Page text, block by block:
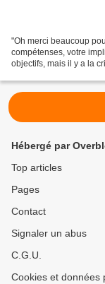
"Oh merci beaucoup
compétenses, votre
objectifs, mais il y a la
Hébergé par
Top articles
Pages
Contact
Signaler un abus
C.G.U.
Cookies et données